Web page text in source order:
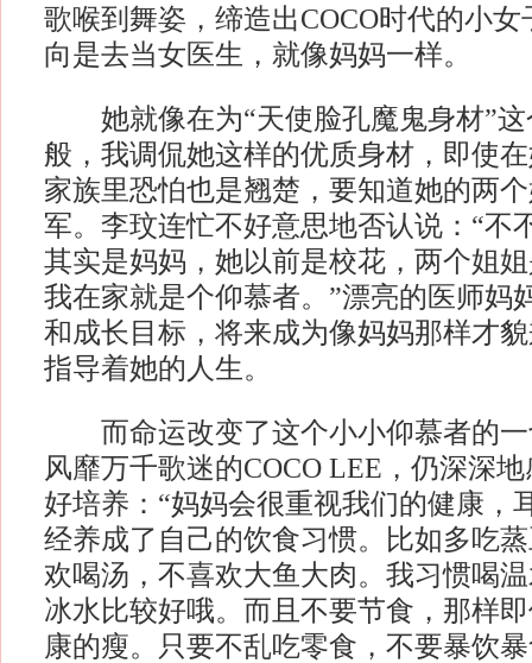
歌喉到舞姿，缔造出COCO时代的小
向是去当女医生，就像妈妈一样。
她就像在为“天使脸孔魔鬼身材”这
般，我调侃她这样的优质身材，即使
家族里恐怕也是翘楚，要知道她的两
军。李玟连忙不好意思地否认说：“不
其实是妈妈，她以前是校花，两个姐
我在家就是个仰慕者。”漂亮的医师妈
和成长目标，将来成为像妈妈那样才
指导着她的人生。
而命运改变了这个小小仰慕者的一
风靡万千歌迷的COCO LEE，仍深深
好培养：“妈妈会很重视我们的健康，
经养成了自己的饮食习惯。比如多吃
欢喝汤，不喜欢大鱼大肉。我习惯喝
冰水比较好哦。而且不要节食，那样
康的瘦。只要不乱吃零食，不要暴饮